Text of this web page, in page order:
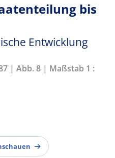
bis
Entwicklung
| Abb. 8 | Maßstab 1 :